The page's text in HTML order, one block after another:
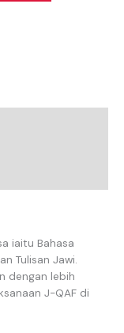
iaitu Bahasa
Tulisan Jawi.
dengan lebih
J-QAF di